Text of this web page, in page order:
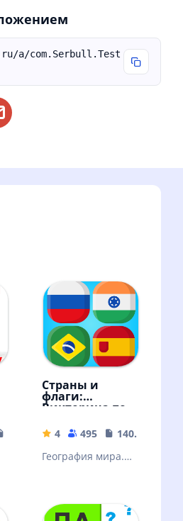
a/com.Serbull.Test
14.57 MB
Страны и
флаги:
Викторина по
4 495
140.36 MB
География мира.
странам, городам